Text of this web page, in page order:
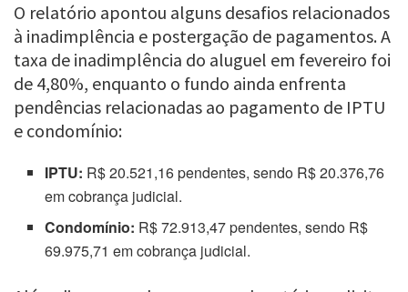
O relatório apontou alguns desafios relacionados
à inadimplência e postergação de pagamentos. A
taxa de inadimplência do aluguel em fevereiro foi
de 4,80%, enquanto o fundo ainda enfrenta
pendências relacionadas ao pagamento de IPTU
e condomínio:
IPTU: R$ 20.521,16 pendentes, sendo R$ 20.376,76
em cobrança judicial.
Condomínio: R$ 72.913,47 pendentes, sendo R$
69.975,71 em cobrança judicial.